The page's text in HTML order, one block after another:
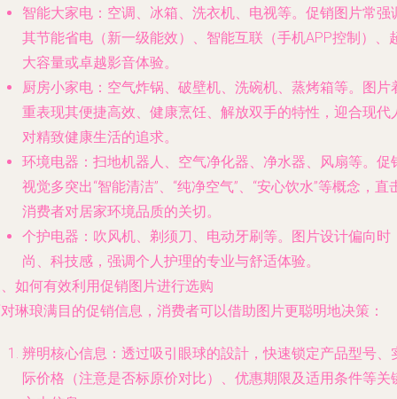
智能大家电 ：空调、冰箱、洗衣机、电视等。促销图片常强
其节能省电（新一级能效）、智能互联（手机APP控制）、
大容量或卓越影音体验。
厨房小家电 ：空气炸锅、破壁机、洗碗机、蒸烤箱等。图片
重表现其便捷高效、健康烹饪、解放双手的特性，迎合现代
对精致健康生活的追求。
环境电器 ：扫地机器人、空气净化器、净水器、风扇等。促
视觉多突出“智能清洁”、“纯净空气”、“安心饮水”等概念，直
消费者对居家环境品质的关切。
个护电器 ：吹风机、剃须刀、电动牙刷等。图片设计偏向时
尚、科技感，强调个人护理的专业与舒适体验。
如何有效利用促销图片进行选购
琳琅满目的促销信息，消费者可以借助图片更聪明地决策：
辨明核心信息 ：透过吸引眼球的設計，快速锁定产品型号、
际价格（注意是否标原价对比）、优惠期限及适用条件等关